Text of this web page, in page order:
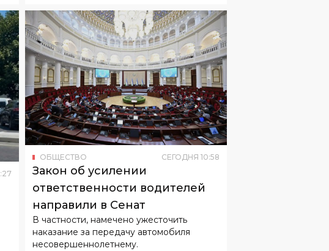
:27
ОБЩЕСТВО СЕГОДНЯ 10:58
Закон об усилении
ответственности водителей
направили в Сенат
В частности, намечено ужесточить
наказание за передачу автомобиля
несовершеннолетнему.